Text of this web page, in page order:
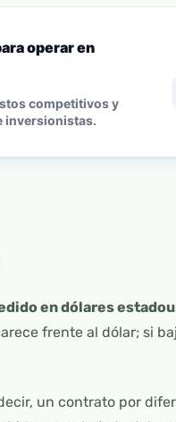
operar en
competitivos y
inversionistas.
en dólares
frente al dólar; si
un contrato por